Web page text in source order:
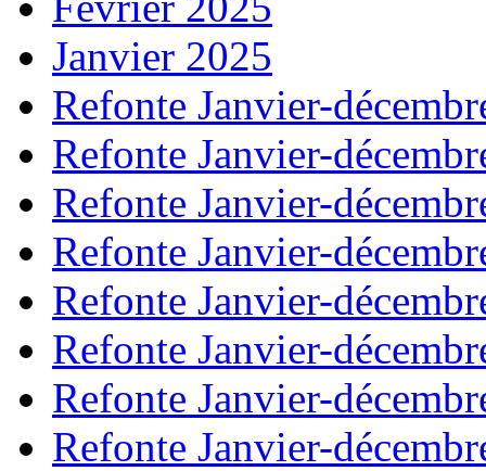
Janvier 2025
Refonte Janvier-
Refonte Janvier-
Refonte Janvier-
Refonte Janvier-
Refonte Janvier-
Refonte Janvier-
Refonte Janvier-
Refonte Janvier-